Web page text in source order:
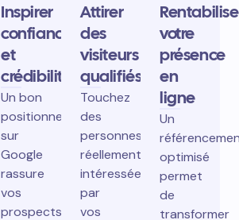
Inspirer
confiance
et
crédibilité
Un bon
positionnement
sur
Google
rassure
vos
prospects
Attirer
des
visiteurs
qualifiés
Touchez
des
personnes
réellement
intéressées
par
vos
votre
présence
en
ligne
Un
optimisé
permet
de
transformer